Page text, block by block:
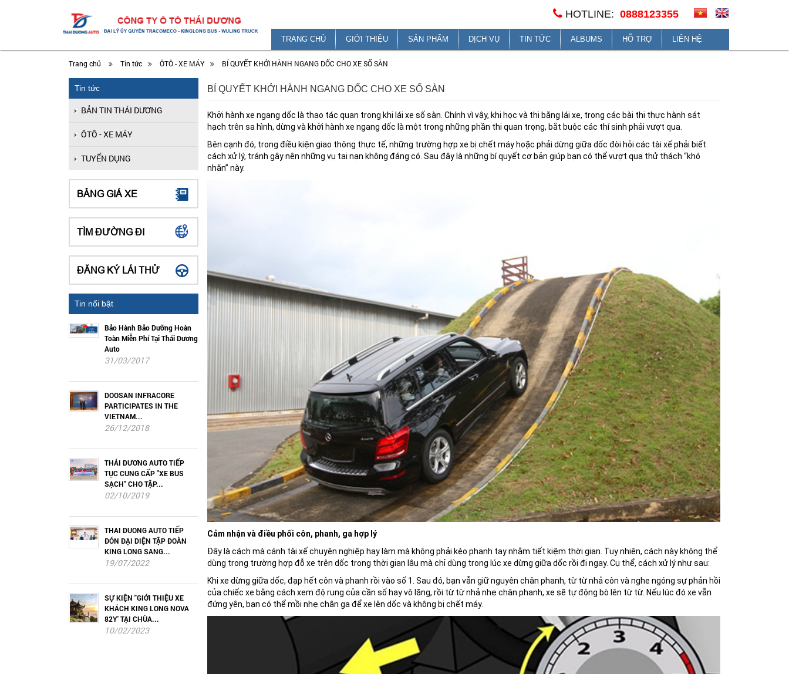
HOTLINE: 0888123355
TRANG CHỦ GIỚI THIỆU SẢN PHẨM DỊCH VỤ TIN TỨC ALBUMS HỖ TRỢ LIÊN HỆ
Trang chủ Tin tức ÔTÔ - XE MÁY BÍ QUYẾT KHỞI HÀNH NGANG DỐC CHO XE SỐ SÀN
Tin tức
BẢN TIN THÁI DƯƠNG
ÔTÔ - XE MÁY
TUYỂN DỤNG
BẢNG GIÁ XE
TÌM ĐƯỜNG ĐI
ĐĂNG KÝ LÁI THỬ
Tin nổi bật
Bảo Hành Bảo Dưỡng Hoàn
Toàn Miễn Phí Tại Thái Dương
Auto
31/03/2017
DOOSAN INFRACORE
PARTICIPATES IN THE
VIETNAM...
26/12/2018
THÁI DƯƠNG AUTO TIẾP
TỤC CUNG CẤP "XE BUS
SẠCH" CHO TẬP...
02/10/2019
THAI DUONG AUTO TIẾP
ĐÓN ĐẠI DIỆN TẬP ĐOÀN
KING LONG SANG...
19/07/2022
SỰ KIỆN "GIỚI THIỆU XE
KHÁCH KING LONG NOVA
82Y' TẠI CHÙA...
10/02/2023
BÍ QUYẾT KHỞI HÀNH NGANG DỐC CHO XE SỐ SÀN
Khởi hành xe ngang dốc là thao tác quan trong khi lái xe số sàn. Chính vì vậy, khi học và thi bằng lái xe, trong các bài thi thực hành sát
hạch trên sa hình, dừng và khởi hành xe ngang dốc là một trong những phần thi quan trọng, bắt buộc các thí sinh phải vượt qua.
Bên cạnh đó, trong điều kiện giao thông thực tế, những trường hợp xe bị chết máy hoặc phải dừng giữa dốc đòi hỏi các tài xế phải biết
cách xử lý, tránh gây nên những vụ tai nạn không đáng có. Sau đây là những bí quyết cơ bản giúp bạn có thể vượt qua thử thách “khó
nhằn” này.
Cảm nhận và điều phối côn, phanh, ga hợp lý
Đây là cách mà cánh tài xế chuyên nghiệp hay làm mà không phải kéo phanh tay nhằm tiết kiệm thời gian. Tuy nhiên, cách này không thể
dùng trong trường hợp đỗ xe trên dốc trong thời gian lâu mà chỉ dùng trong lúc xe dừng giữa dốc rồi đi ngay. Cụ thể, cách xử lý như sau:
Khi xe dừng giữa dốc, đạp hết côn và phanh rồi vào số 1. Sau đó, bạn vẫn giữ nguyên chân phanh, từ từ nhả côn và nghe ngóng sự phản hồi
của chiếc xe bằng cách xem độ rung của cần số hay vô lăng, rồi từ từ nhả nhẹ chân phanh, xe sẽ tự động bò lên từ từ. Nếu lúc đó xe vẫn
đứng yên, bạn có thể mồi nhẹ chân ga để xe lên dốc và không bị chết máy.